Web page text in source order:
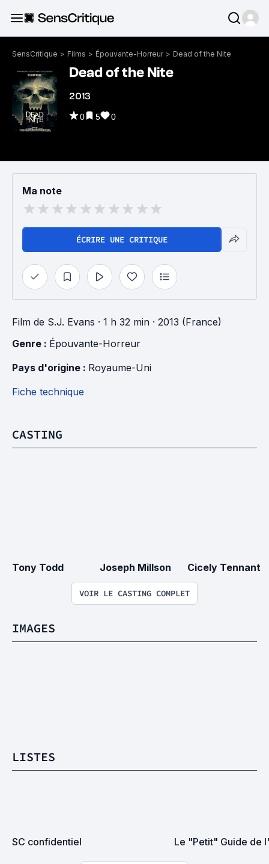
SensCritique > Films > Épouvante-Horreur > Dead of the Nite
Dead of the Nite
2013
0 5 0
Ma note
ÉCRIRE UNE CRITIQUE
Film de S.J. Evans · 1 h 32 min · 2013 (France)
Genre : Épouvante-Horreur
Pays d'origine : Royaume-Uni
Fiche technique
CASTING
Tony Todd Joseph Millson Cicely Tennant
VOIR LE CASTING COMPLET
IMAGES
LISTES
SC confidentiel Le "Petit" Guide de